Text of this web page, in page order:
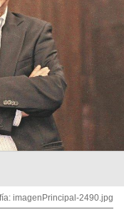
imagenPrincipal-2490.jpg